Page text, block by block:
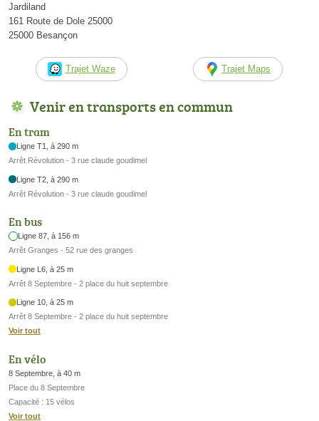
Jardiland
161 Route de Dole 25000
25000 Besançon
Trajet Waze Trajet Maps
Venir en transports en commun
En tram
Ligne T1, à 290 m
Arrêt Révolution - 3 rue claude goudimel
Ligne T2, à 290 m
Arrêt Révolution - 3 rue claude goudimel
En bus
Ligne 87, à 156 m
Arrêt Granges - 52 rue des granges
Ligne L6, à 25 m
Arrêt 8 Septembre - 2 place du huit septembre
Ligne 10, à 25 m
Arrêt 8 Septembre - 2 place du huit septembre
Voir tout
En vélo
8 Septembre, à 40 m
Place du 8 Septembre
Capacité : 15 vélos
Voir tout